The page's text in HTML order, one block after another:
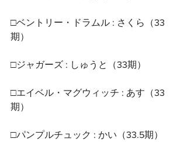
□ベントリー・ドラムル : さくら（33
期）
□ジャガーズ : しゅうと（33期）
□エイベル・マグウィッチ : あす（33
期）
□パンプルチュック : かい（33.5期）